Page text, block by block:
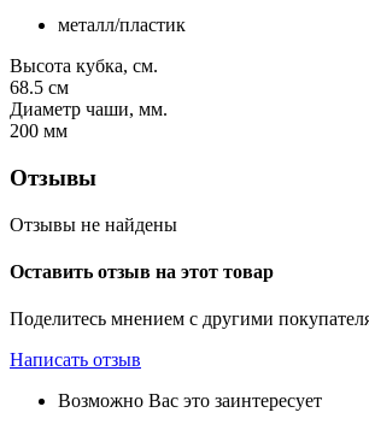
металл/пластик
Высота кубка, см.
68.5 см
Диаметр чаши, мм.
200 мм
Отзывы
Отзывы не найдены
Оставить отзыв на этот товар
Поделитесь мнением с другими
Написать отзыв
Возможно Вас это заинтересует